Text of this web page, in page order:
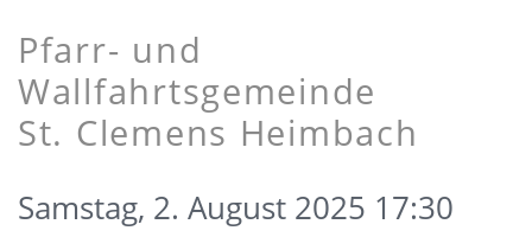
Pfarr- und
Wallfahrtsgemeinde
St. Clemens Heimbach
Samstag, 2. August 2025 17:30